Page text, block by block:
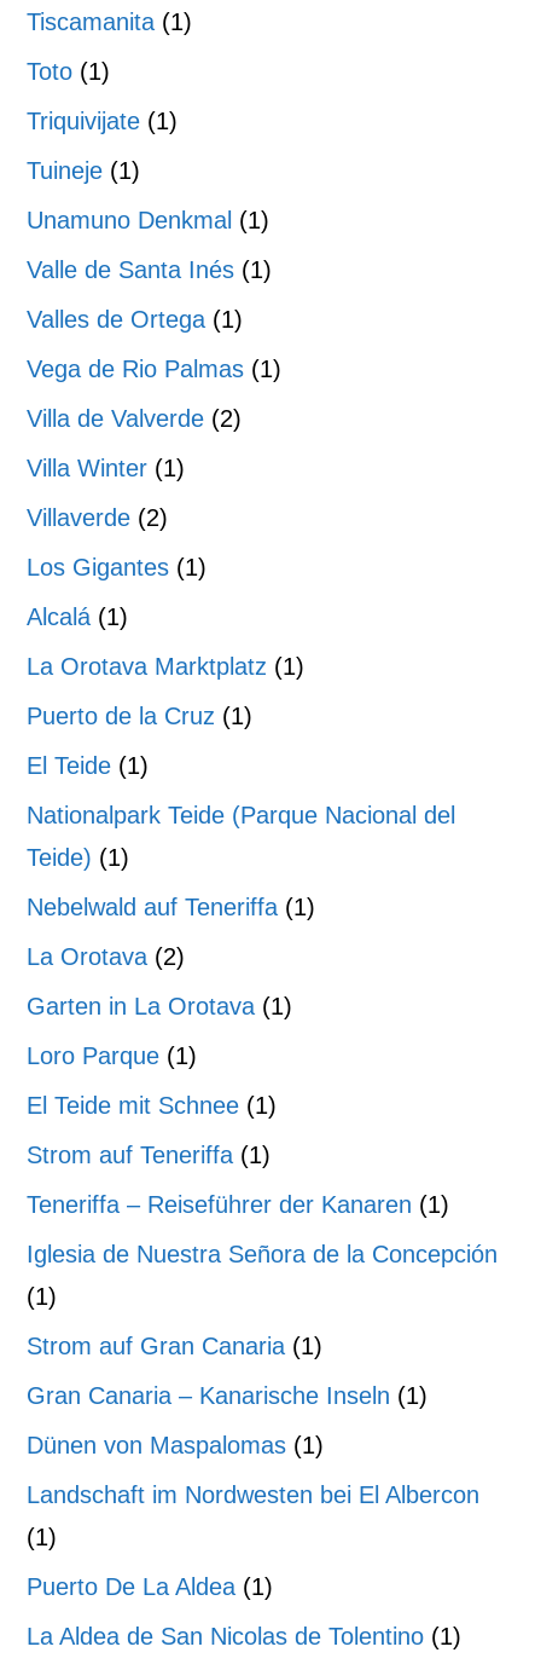
Tiscamanita (1)
Toto (1)
Triquivijate (1)
Tuineje (1)
Unamuno Denkmal (1)
Valle de Santa Inés (1)
Valles de Ortega (1)
Vega de Rio Palmas (1)
Villa de Valverde (2)
Villa Winter (1)
Villaverde (2)
Los Gigantes (1)
Alcalá (1)
La Orotava Marktplatz (1)
Puerto de la Cruz (1)
El Teide (1)
Nationalpark Teide (Parque Nacional del
Teide) (1)
Nebelwald auf Teneriffa (1)
La Orotava (2)
Garten in La Orotava (1)
Loro Parque (1)
El Teide mit Schnee (1)
Strom auf Teneriffa (1)
Teneriffa – Reiseführer der Kanaren (1)
Iglesia de Nuestra Señora de la Concepción
(1)
Strom auf Gran Canaria (1)
Gran Canaria – Kanarische Inseln (1)
Dünen von Maspalomas (1)
Landschaft im Nordwesten bei El Albercon
(1)
Puerto De La Aldea (1)
La Aldea de San Nicolas de Tolentino (1)